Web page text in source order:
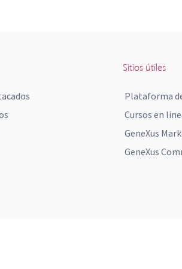
Sitios útiles
Plataforma
Cursos en
GeneXus
GeneXus